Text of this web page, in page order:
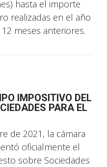
hasta el importe
realizadas en el año
meses anteriores.
IMPOSITIVO DEL
PARA EL
de 2021, la cámara
oficialmente el
sobre Sociedades